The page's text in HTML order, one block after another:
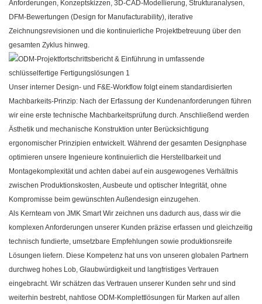
Anforderungen, Konzeptskizzen, 3D-CAD-Modellierung, Strukturanalysen,
DFM-Bewertungen (Design for Manufacturability), iterative
Zeichnungsrevisionen und die kontinuierliche Projektbetreuung über den
gesamten Zyklus hinweg.
Unser interner Design- und F&E-Workflow folgt einem standardisierten
Machbarkeits-Prinzip: Nach der Erfassung der Kundenanforderungen führen
wir eine erste technische Machbarkeitsprüfung durch. Anschließend werden
Ästhetik und mechanische Konstruktion unter Berücksichtigung
ergonomischer Prinzipien entwickelt. Während der gesamten Designphase
optimieren unsere Ingenieure kontinuierlich die Herstellbarkeit und
Montagekomplexität und achten dabei auf ein ausgewogenes Verhältnis
zwischen Produktionskosten, Ausbeute und optischer Integrität, ohne
Kompromisse beim gewünschten Außendesign einzugehen.
Als Kernteam von JMK SmartWir zeichnen uns dadurch aus, dass wir die
komplexen Anforderungen unserer Kunden präzise erfassen und gleichzeitig
technisch fundierte, umsetzbare Empfehlungen sowie produktionsreife
Lösungen liefern. Diese Kompetenz hat uns von unseren globalen Partnern
durchweg hohes Lob, Glaubwürdigkeit und langfristiges Vertrauen
eingebracht. Wir schätzen das Vertrauen unserer Kunden sehr und sind
weiterhin bestrebt, nahtlose ODM-Komplettlösungen für Marken auf allen